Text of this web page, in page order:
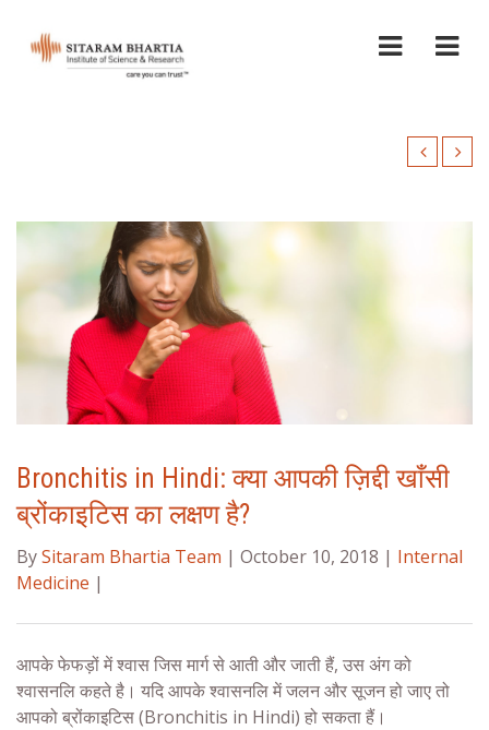
Bronchitis in Hindi: क्या आपकी ज़िद्दी खाँसी
ब्रोंकाइटिस का लक्षण है?
BySitaram Bhartia Team | October 10, 2018 | Internal
Medicine |
आपके फेफड़ों में श्वास जिस मार्ग से आती और जाती हैं, उस अंग को
श्वासनलि कहते है। यदि आपके श्वासनलि में जलन और सूजन हो जाए तो
आपको ब्रोंकाइटिस (Bronchitis in Hindi) हो सकता हैं।